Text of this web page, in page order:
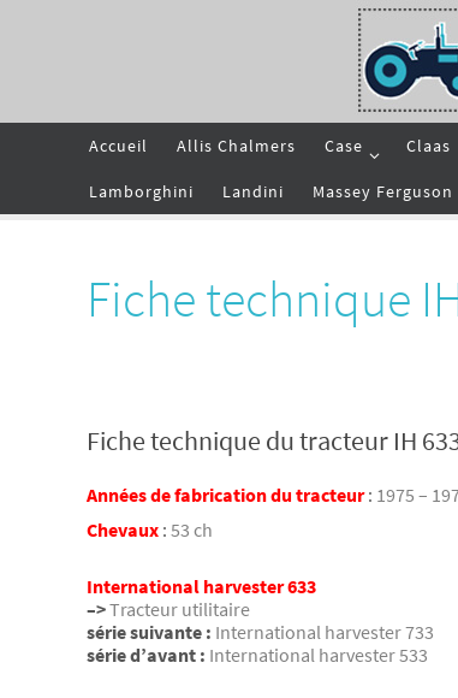
Accueil Allis Chalmers Case Claas
Lamborghini Landini Massey Ferguson
Fiche technique
Fiche technique du tracteur IH
Années de fabrication du tracteur: 1975 –
Chevaux : 53 ch
International harvester 633
–>Tracteur utilitaire
série suivante : International harvester 733
série d’avant : International harvester 533